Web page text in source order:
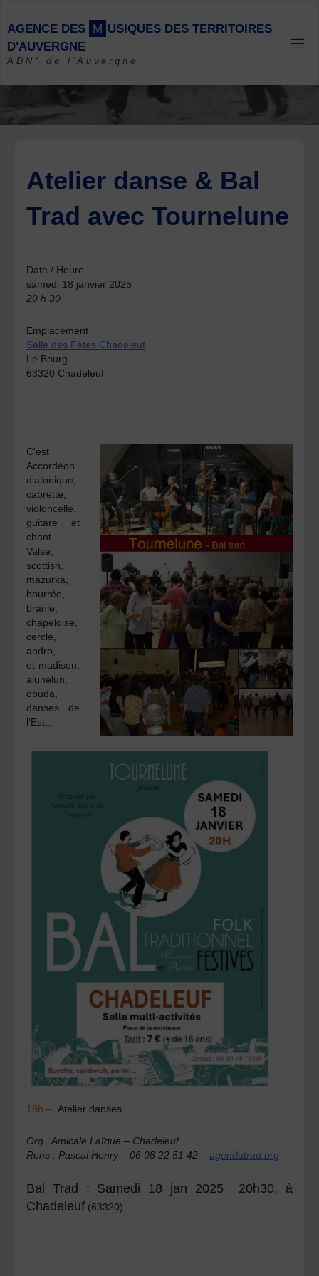
content
AGENCE DES M USIQUES DES TERRITOIRES
D'AUVERGNE
ADN* de l'Auvergne
Atelier danse & Bal
Trad avec Tournelune
Date / Heure
samedi 18 janvier 2025
20 h 30
Emplacement
Salle des Fêtes Chadeleuf
Le Bourg
63320 Chadeleuf
C’est
Accordéon
diatonique,
cabrette,
violoncelle,
guitare et
chant.
Valse,
scottish,
mazurka,
bourrée,
branle,
chapeloise,
cercle,
andro, …
et madison,
alunelun,
obuda,
danses de
l’Est…
18h – Atelier danses.
Org : Amicale Laïque – Chadeleuf
Rens : Pascal Henry – 06 08 22 51 42 –agendatrad.org
Bal Trad : Samedi 18 jan 2025 20h30, à
Chadeleuf (63320)